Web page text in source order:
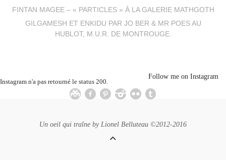
FINTAN MAGEE – « PARTICLES » À LA GALERIE MATHGOTH
GILGAMESH ET ENKIDU PAR JO BER & MR POES AU
HUBLOT, M.U.R. DE MONTROUGE.
Instagram n'a pas retourné le status 200.
Follow me on Instagram
Un oeil qui traîne by Lionel Belluteau ©2012-2016